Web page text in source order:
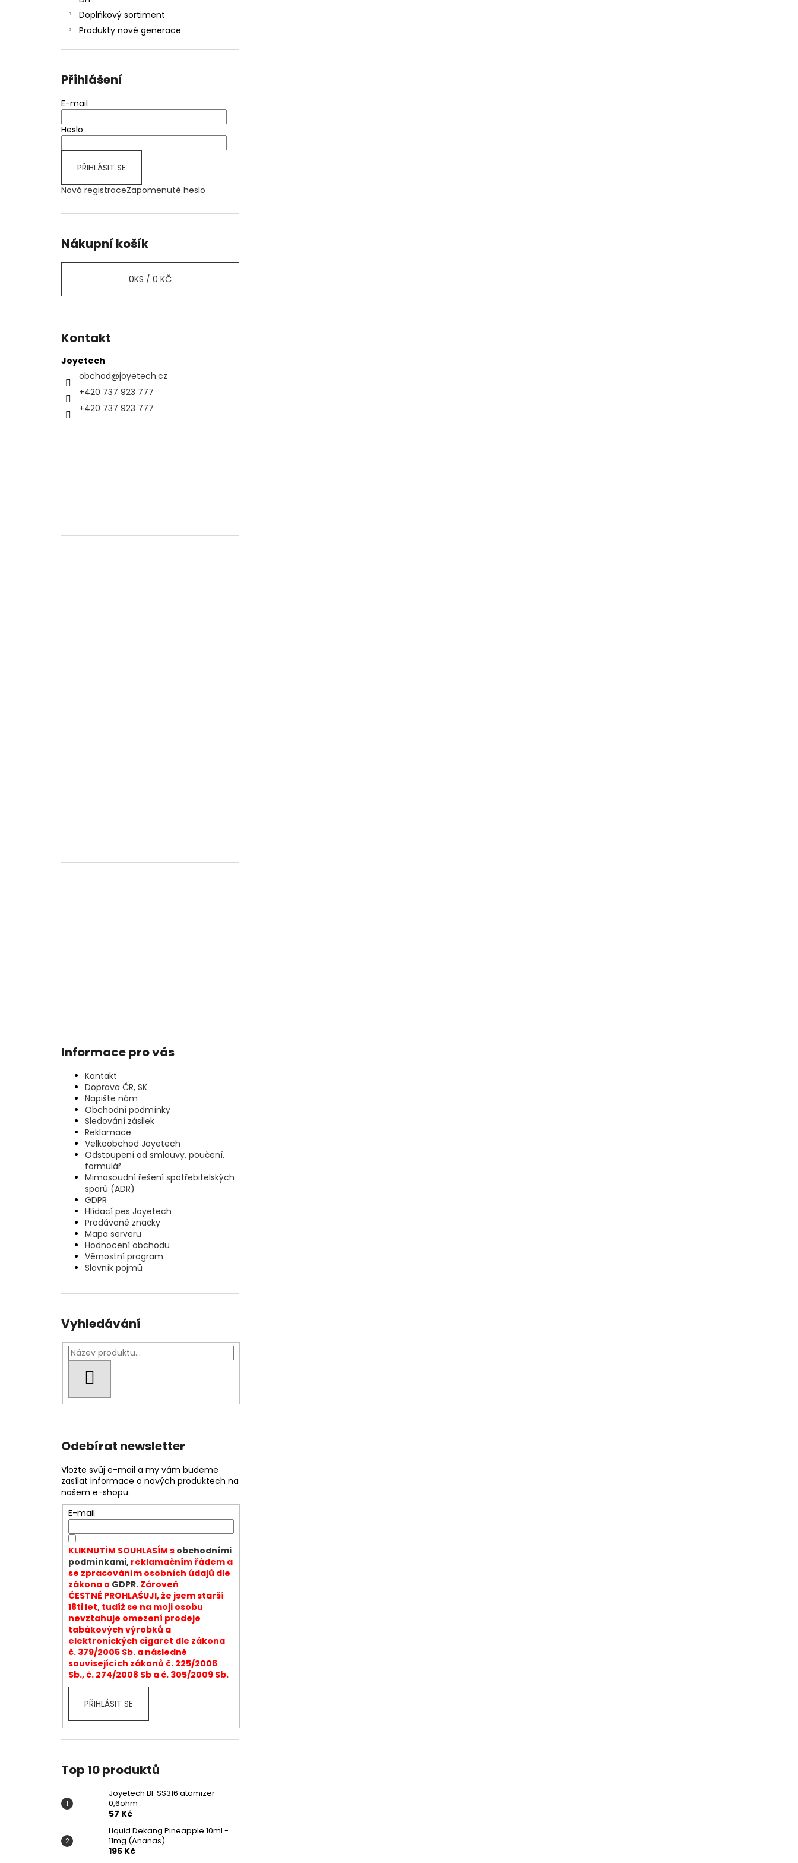
Doplňkový sortiment
Produkty nové generace
Přihlášení
E-mail
Heslo
PŘIHLÁSIT SE
Nová registraceZapomenuté heslo
Nákupní košík
0KS / 0 KČ
Kontakt
Joyetech
obchod@joyetech.cz
+420 737 923 777
+420 737 923 777
Informace pro vás
Kontakt
Doprava ČR, SK
Napište nám
Obchodní podmínky
Sledování zásilek
Reklamace
Velkoobchod Joyetech
Odstoupení od smlouvy, poučení,
formulář
Mimosoudní řešení spotřebitelských
sporů (ADR)
GDPR
Hlídací pes Joyetech
Prodávané značky
Mapa serveru
Hodnocení obchodu
Věrnostní program
Slovník pojmů
Vyhledávání
Odebírat newsletter
Vložte svůj e-mail a my vám budeme
zasílat informace o nových produktech na
našem e-shopu.
E-mail
KLIKNUTÍM SOUHLASÍM s obchodními
podmínkami,reklamačním řádem a
se zpracováním osobních údajů dle
zákona o GDPR. Zároveň
ČESTNĚ PROHLAŠUJI, že jsem starší
18ti let, tudíž se na moji osobu
nevztahuje omezení prodeje
tabákových výrobků a
elektronických cigaret dle zákona
č. 379/2005 Sb. a následně
souvisejících zákonů č. 225/2006
Sb., č. 274/2008 Sb a č. 305/2009 Sb.
PŘIHLÁSIT SE
Top 10 produktů
Joyetech BF SS316 atomizer
0,6ohm
57 Kč
Liquid Dekang Pineapple 10ml -
11mg (Ananas)
195 Kč
JOYETECH BF SS316 ATOMIZER 0,6OHM
57 Kč